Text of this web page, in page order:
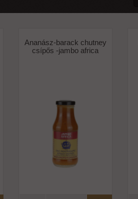
Ananász-barack chutney
csípős -jambo africa